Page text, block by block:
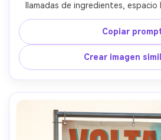
llamadas de ingredientes,
premium cosmético, destellos
redondeado, disposición elegante y
y limpio, sin marca de agua,
profundidad de campo
Copiar
Crear imagen